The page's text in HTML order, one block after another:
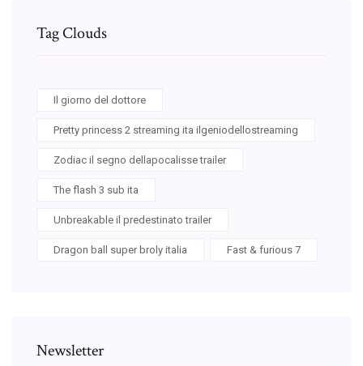
Tag Clouds
Il giorno del dottore
Pretty princess 2 streaming ita ilgeniodellostreaming
Zodiac il segno dellapocalisse trailer
The flash 3 sub ita
Unbreakable il predestinato trailer
Dragon ball super broly italia Fast & furious 7
Newsletter